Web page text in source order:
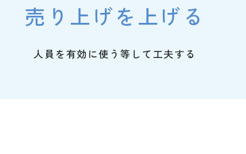
売り上げを上げる
人員を有効に使う等して工夫する